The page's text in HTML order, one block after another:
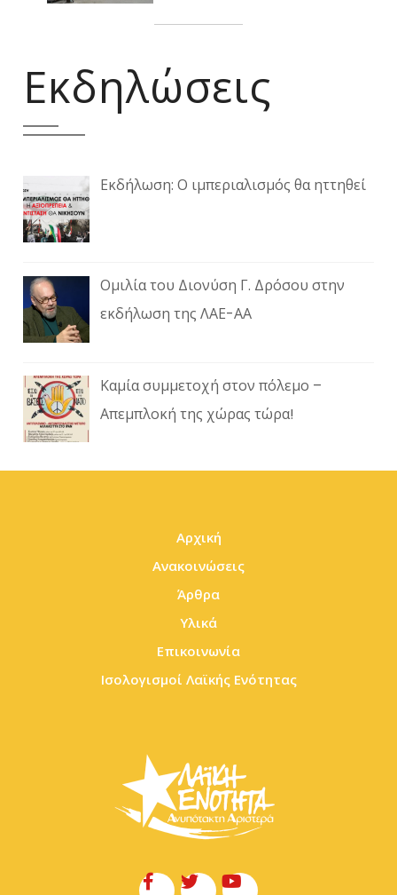
Εκδηλώσεις
Εκδήλωση: Ο ιμπεριαλισμός θα ηττηθεί
Ομιλία του Διονύση Γ. Δρόσου στην
εκδήλωση της ΛΑΕ-ΑΑ
Καμία συμμετοχή στον πόλεμο –
Απεμπλοκή της χώρας τώρα!
Αρχική
Ανακοινώσεις
Άρθρα
Υλικά
Επικοινωνία
Ισολογισμοί Λαϊκής Ενότητας